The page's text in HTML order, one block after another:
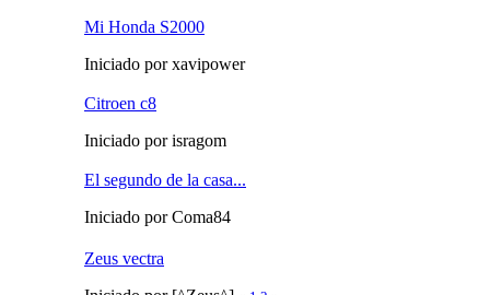
Mi Honda S2000
Iniciado por xavipower
Citroen c8
Iniciado por isragom
El segundo de la casa...
Iniciado por Coma84
Zeus vectra